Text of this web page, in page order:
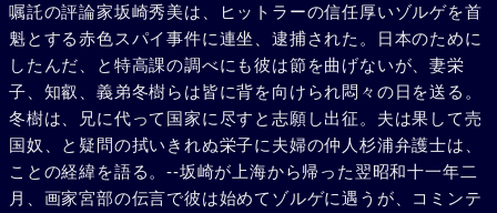
嘱託の評論家坂崎秀美は、ヒットラーの信任厚いゾルゲを首
魁とする赤色スパイ事件に連坐、逮捕された。日本のために
したんだ、と特高課の調べにも彼は節を曲げないが、妻栄
子、知叡、義弟冬樹らは皆に背を向けられ悶々の日を送る。
冬樹は、兄に代って国家に尽すと志願し出征。夫は果して売
国奴、と疑問の拭いきれぬ栄子に夫婦の仲人杉浦弁護士は、
ことの経緯を語る。--坂崎が上海から帰った翌昭和十一年二
月、画家宮部の伝言で彼は始めてゾルゲに遇うが、コミンテ